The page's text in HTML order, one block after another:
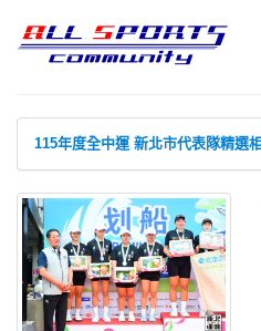
115年度全中運 新北市代表隊精選